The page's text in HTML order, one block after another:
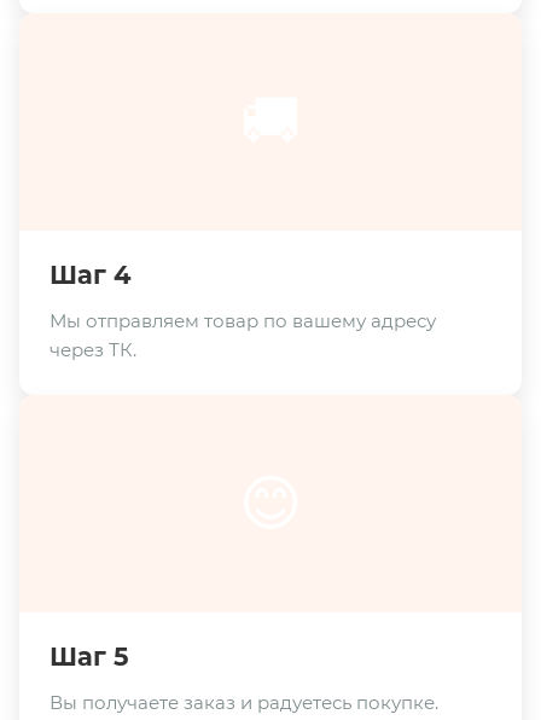
Шаг 4
Мы отправляем товар по вашему адресу
через ТК.
Шаг 5
Вы получаете заказ и радуетесь покупке.